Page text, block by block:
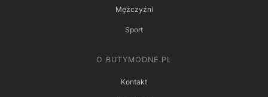
Mężczyźni
Sport
O BUTYMODNE.PL
Kontakt